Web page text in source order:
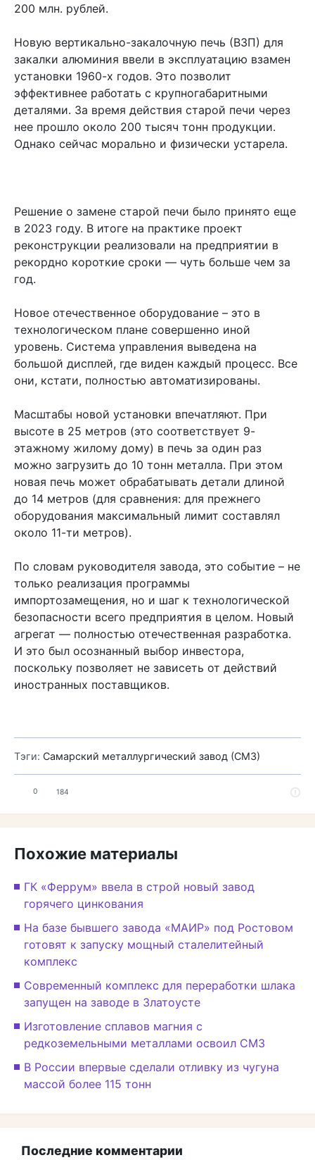
200 млн. рублей.
Новую вертикально-закалочную печь (ВЗП) для
закалки алюминия ввели в эксплуатацию взамен
установки 1960-х годов. Это позволит
эффективнее работать с крупногабаритными
деталями. За время действия старой печи через
нее прошло около 200 тысяч тонн продукции.
Однако сейчас морально и физически устарела.
Решение о замене старой печи было принято еще
в 2023 году. В итоге на практике проект
реконструкции реализовали на предприятии в
рекордно короткие сроки — чуть больше чем за
год.
Новое отечественное оборудование – это в
технологическом плане совершенно иной
уровень. Система управления выведена на
большой дисплей, где виден каждый процесс. Все
они, кстати, полностью автоматизированы.
Масштабы новой установки впечатляют. При
высоте в 25 метров (это соответствует 9-
этажному жилому дому) в печь за один раз
можно загрузить до 10 тонн металла. При этом
новая печь может обрабатывать детали длиной
до 14 метров (для сравнения: для прежнего
оборудования максимальный лимит составлял
около 11-ти метров).
По словам руководителя завода, это событие – не
только реализация программы
импортозамещения, но и шаг к технологической
безопасности всего предприятия в целом. Новый
агрегат — полностью отечественная разработка.
И это был осознанный выбор инвестора,
поскольку позволяет не зависеть от действий
иностранных поставщиков.
Тэги: Самарский металлургический завод (СМЗ)
0 184
Похожие материалы
ГК «Феррум» ввела в строй новый завод
горячего цинкования
На базе бывшего завода «МАИР» под Ростовом
готовят к запуску мощный сталелитейный
комплекс
Современный комплекс для переработки шлака
запущен на заводе в Златоусте
Изготовление сплавов магния с
редкоземельными металлами освоил СМЗ
В России впервые сделали отливку из чугуна
массой более 115 тонн
Последние комментарии